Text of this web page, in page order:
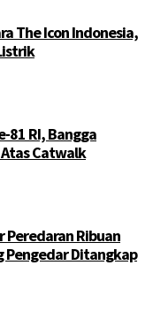
The Icon Indonesia,
81 RI, Bangga
Catwalk
Peredaran Ribuan
Pengedar Ditangkap